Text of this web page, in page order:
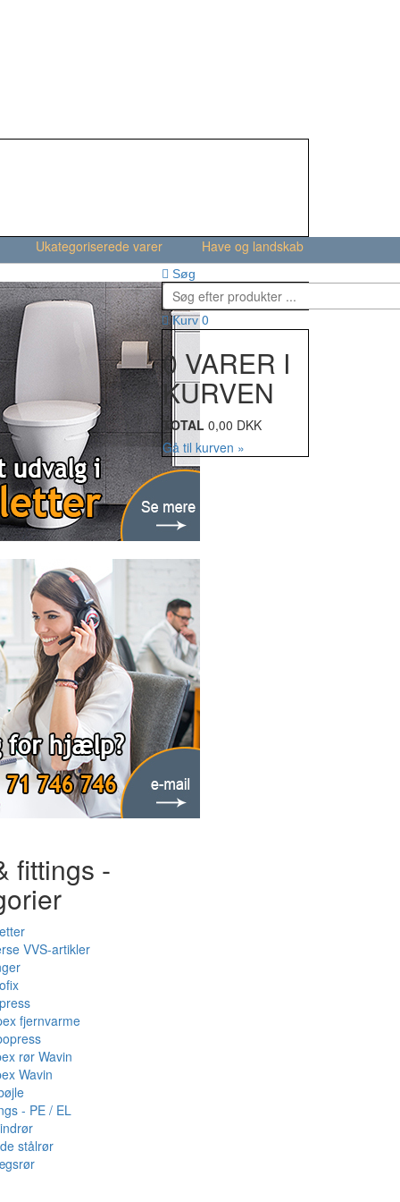
Ukategoriserede varer Have og landskab
fittings -
VVS-artikler
fjernvarme
rør Wavin
Wavin
- PE / EL
stålrør
Søg
Kurv 0
0 VARER I
KURVEN
TOTAL 0,00 DKK
Gå til kurven »